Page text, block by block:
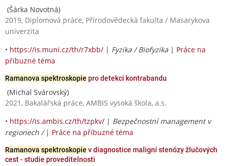
(Šárka Novotná)
2019, Diplomová práce, Přírodovědecká fakulta / Masarykova
univerzita
• https://is.muni.cz/th/r7xbb/ | Fyzika / Biofyzika | Práce na
příbuzné téma
Ramanova spektroskopie pro detekci kontrabandu
(Michal Svárovský)
2021, Bakalářská práce, AMBIS vysoká škola, a.s.
• https://is.ambis.cz/th/tzpkv/ | Bezpečnostní management v
regionech / | Práce na příbuzné téma
Ramanova spektroskopie v diagnostice maligní stenózy žlučových
cest - studie proveditelnosti